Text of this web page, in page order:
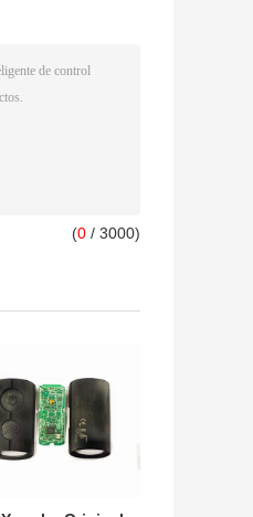
(0 / 3000)